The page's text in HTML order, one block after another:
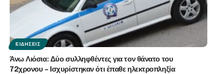
ΕΙΔΉΣΕΙΣ
Άνω Λιόσια: Δύο συλληφθέντες για τον θάνατο του
72χρονου – Ισχυρίστηκαν ότι έπαθε ηλεκτροπληξία